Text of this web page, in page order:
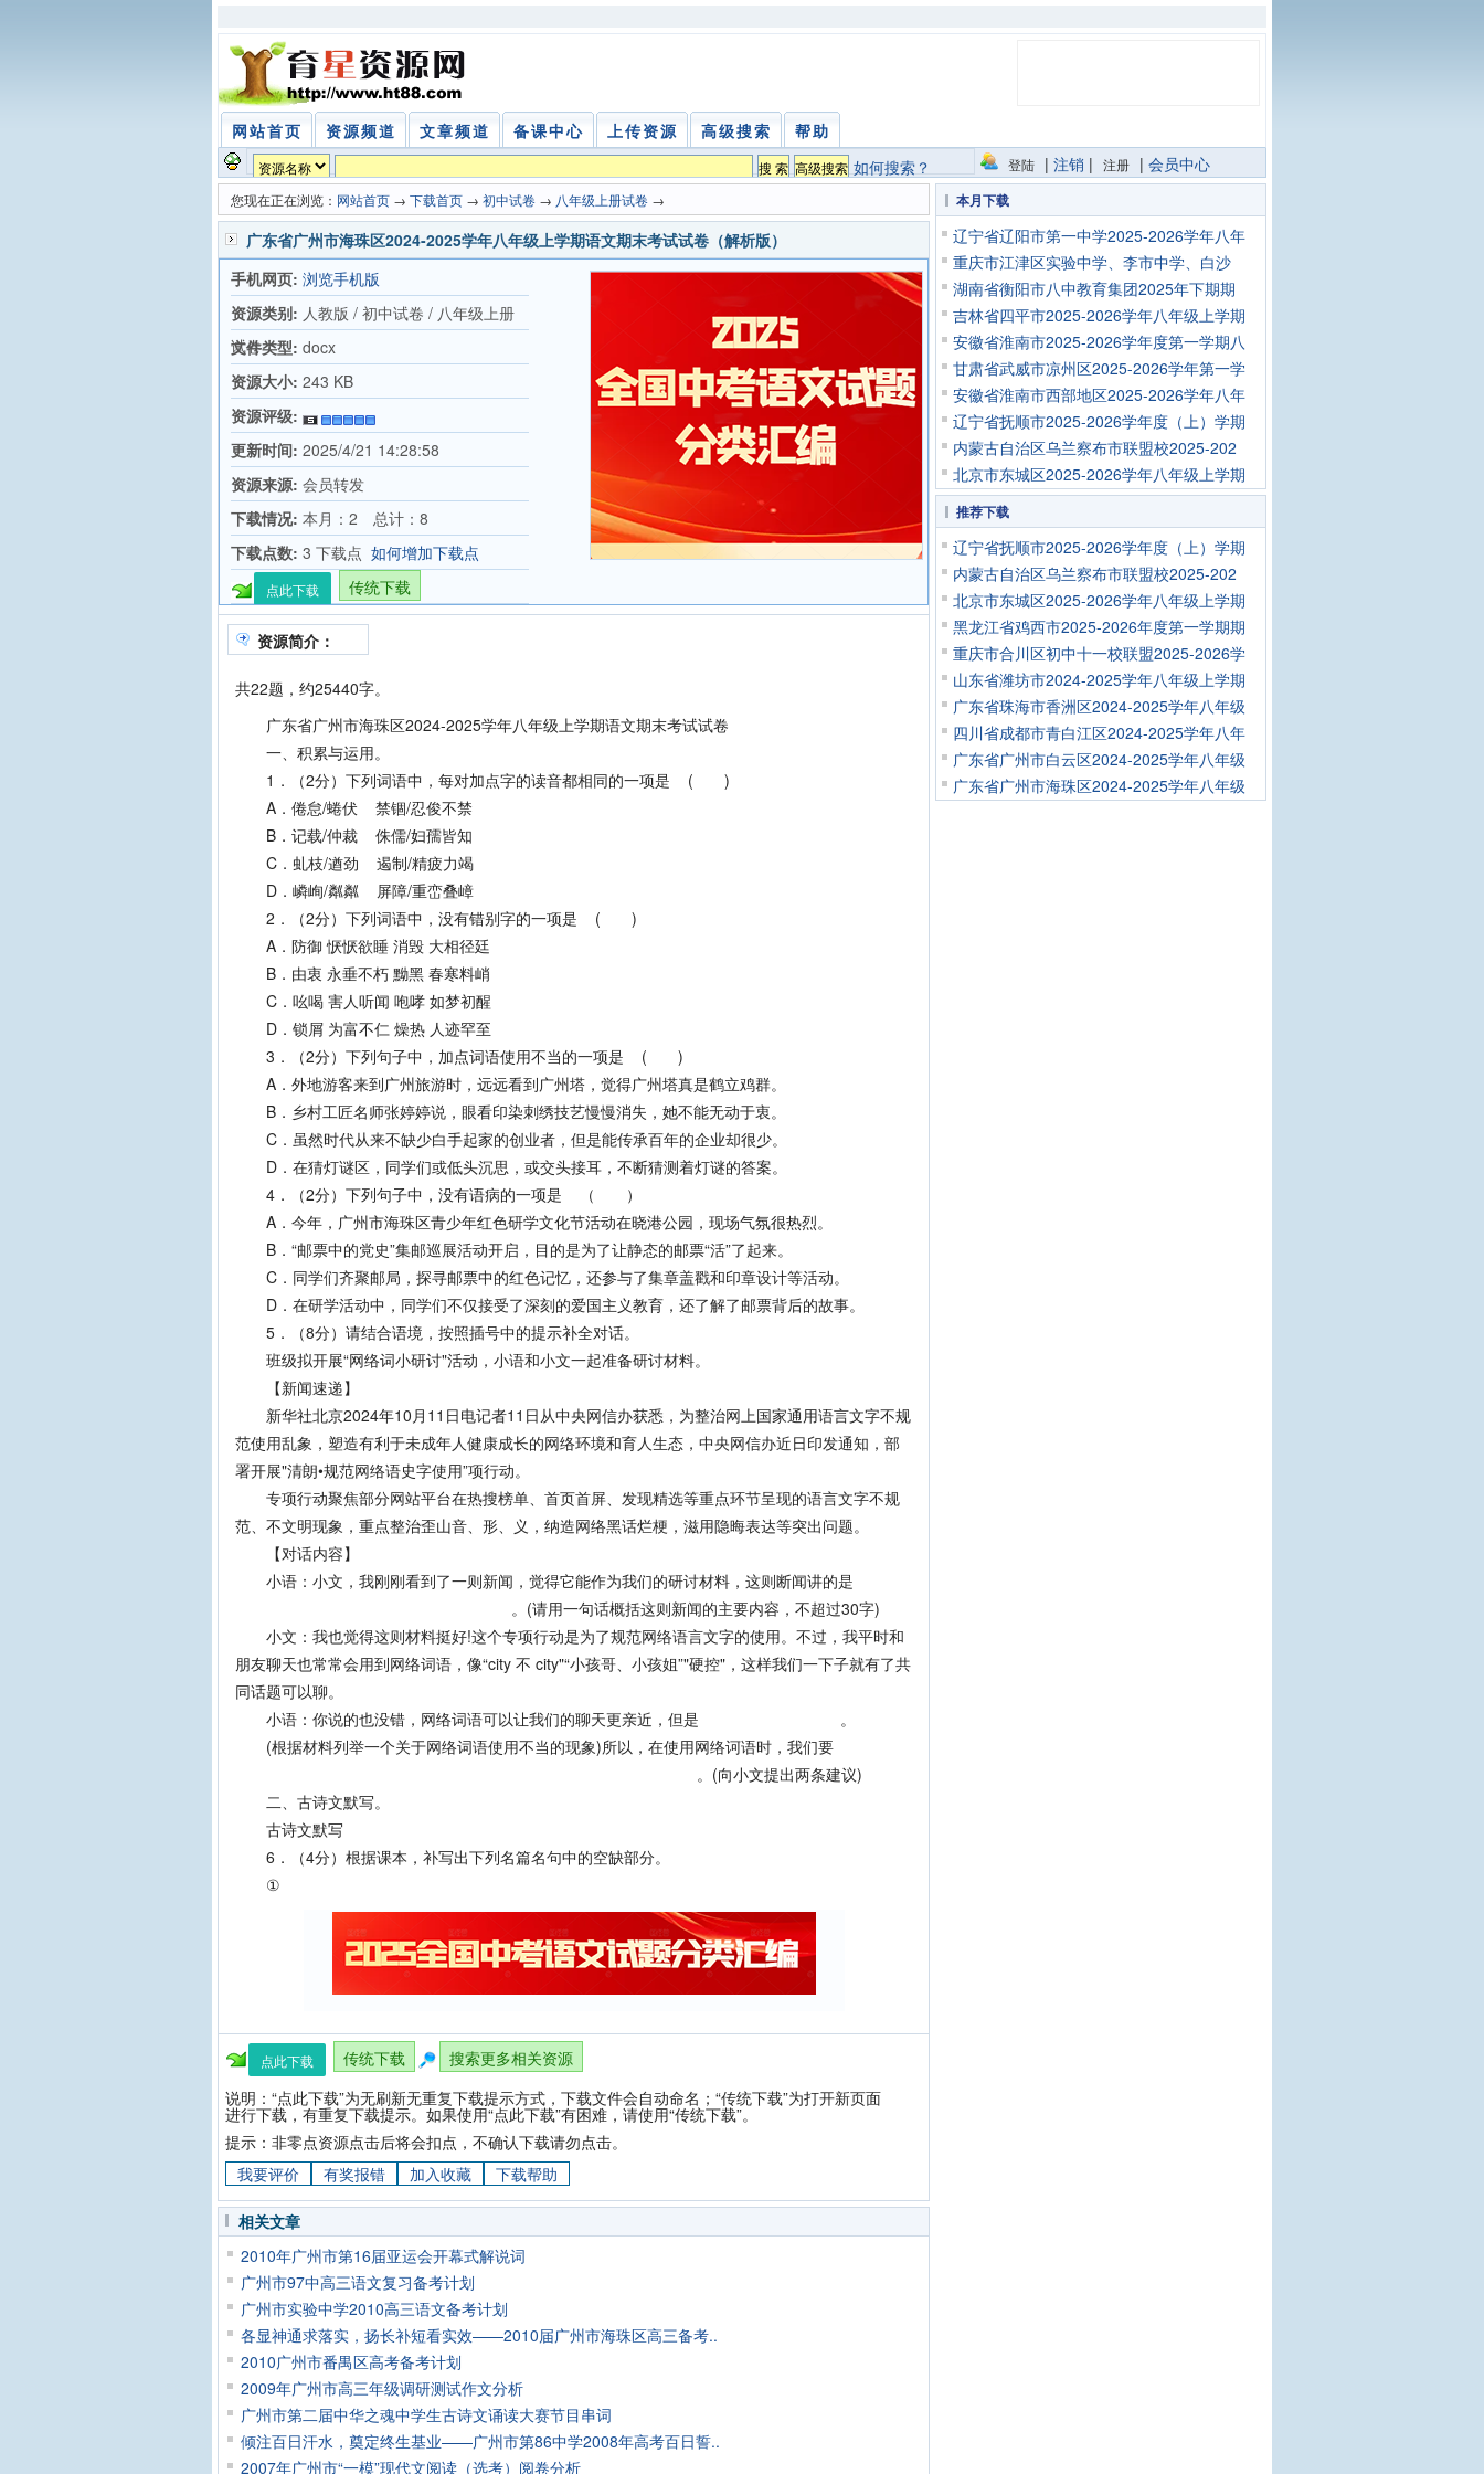
网站首页 资源频道 文章频道 备课中心 上传资源 高级搜索
帮助
如何搜索？
登陆 | 注销 | 注册 | 会员中心
您现在正在浏览： 网站首页 → 下载首页 → 初中试卷 → 八年级上册试卷 →
广东省广州市海珠区2024-2025学年八年级上学期语文期末考试试卷（解析版）
手机网页: 浏览手机版
资源类别: 人教版 / 初中试卷 / 八年级上册
试卷
文件类型: docx
资源大小: 243 KB
资源评级:
更新时间: 2025/4/21 14:28:58
资源来源: 会员转发
下载情况: 本月：2 总计：8
下载点数: 3 下载点 如何增加下载点
点此下载 传统下载
资源简介：
共22题，约25440字。
广东省广州市海珠区2024-2025学年八年级上学期语文期末考试试卷
一、积累与运用。
1．（2分）下列词语中，每对加点字的读音都相同的一项是 ( )
A．倦怠/蜷伏 禁锢/忍俊不禁
B．记载/仲裁 侏儒/妇孺皆知
C．虬枝/遒劲 遏制/精疲力竭
D．嶙峋/粼粼 屏障/重峦叠嶂
2．（2分）下列词语中，没有错别字的一项是 ( )
A．防御 恹恹欲睡 消毁 大相径廷
B．由衷 永垂不朽 黝黑 春寒料峭
C．吆喝 害人听闻 咆哮 如梦初醒
D．锁屑 为富不仁 燥热 人迹罕至
3．（2分）下列句子中，加点词语使用不当的一项是 ( )
A．外地游客来到广州旅游时，远远看到广州塔，觉得广州塔真是鹤立鸡群。
B．乡村工匠名师张婷婷说，眼看印染刺绣技艺慢慢消失，她不能无动于衷。
C．虽然时代从来不缺少白手起家的创业者，但是能传承百年的企业却很少。
D．在猜灯谜区，同学们或低头沉思，或交头接耳，不断猜测着灯谜的答案。
4．（2分）下列句子中，没有语病的一项是 （ ）
A．今年，广州市海珠区青少年红色研学文化节活动在晓港公园，现场气氛很热烈。
B．“邮票中的党史”集邮巡展活动开启，目的是为了让静态的邮票“活”了起来。
C．同学们齐聚邮局，探寻邮票中的红色记忆，还参与了集章盖戳和印章设计等活动。
D．在研学活动中，同学们不仅接受了深刻的爱国主义教育，还了解了邮票背后的故事。
5．（8分）请结合语境，按照插号中的提示补全对话。
班级拟开展“网络词小研讨"活动，小语和小文一起准备研讨材料。
【新闻速递】
新华社北京2024年10月11日电记者11日从中央网信办获悉，为整治网上国家通用语言文字不规
范使用乱象，塑造有利于未成年人健康成长的网络环境和育人生态，中央网信办近日印发通知，部
署开展"清朗•规范网络语史字使用”项行动。
专项行动聚焦部分网站平台在热搜榜单、首页首屏、发现精选等重点环节呈现的语言文字不规
范、不文明现象，重点整治歪山音、形、义，纳造网络黑话烂梗，滋用隐晦表达等突出问题。
【对话内容】
小语：小文，我刚刚看到了一则新闻，觉得它能作为我们的研讨材料，这则断闻讲的是
。(请用一句话概括这则新闻的主要内容，不超过30字)
小文：我也觉得这则材料挺好!这个专项行动是为了规范网络语言文字的使用。不过，我平时和
朋友聊天也常常会用到网络词语，像“city 不 city"“小孩哥、小孩姐”"硬控"，这样我们一下子就有了共
同话题可以聊。
小语：你说的也没错，网络词语可以让我们的聊天更亲近，但是 。
(根据材料列举一个关于网络词语使用不当的现象)所以，在使用网络诃语时，我们要
。(向小文提出两条建议)
二、古诗文默写。
古诗文默写
6．（4分）根据课本，补写出下列名篇名句中的空缺部分。
①
点此下载 传统下载
搜索更多相关资源
说明：“点此下载”为无刷新无重复下载提示方式，下载文件会自动命名；“传统下载”为打开新页面
进行下载，有重复下载提示。如果使用“点此下载”有困难，请使用“传统下载”。
提示：非零点资源点击后将会扣点，不确认下载请勿点击。
我要评价
有奖报错 加入收藏 下载帮助
相关文章
2010年广州市第16届亚运会开幕式解说词
广州市97中高三语文复习备考计划
广州市实验中学2010高三语文备考计划
各显神通求落实，扬长补短看实效——2010届广州市海珠区高三备考..
2010广州市番禺区高考备考计划
2009年广州市高三年级调研测试作文分析
广州市第二届中华之魂中学生古诗文诵读大赛节目串词
倾注百日汗水，奠定终生基业——广州市第86中学2008年高考百日誓..
2007年广州市“一模”现代文阅读（选考）阅卷分析
本月下载
辽宁省辽阳市第一中学2025-2026学年八年
重庆市江津区实验中学、李市中学、白沙
湖南省衡阳市八中教育集团2025年下期期
吉林省四平市2025-2026学年八年级上学期
安徽省淮南市2025-2026学年度第一学期八
甘肃省武威市凉州区2025-2026学年第一学
安徽省淮南市西部地区2025-2026学年八年
辽宁省抚顺市2025-2026学年度（上）学期
内蒙古自治区乌兰察布市联盟校2025-202
北京市东城区2025-2026学年八年级上学期
推荐下载
辽宁省抚顺市2025-2026学年度（上）学期
内蒙古自治区乌兰察布市联盟校2025-202
北京市东城区2025-2026学年八年级上学期
黑龙江省鸡西市2025-2026年度第一学期期
重庆市合川区初中十一校联盟2025-2026学
山东省潍坊市2024-2025学年八年级上学期
广东省珠海市香洲区2024-2025学年八年级
四川省成都市青白江区2024-2025学年八年
广东省广州市白云区2024-2025学年八年级
广东省广州市海珠区2024-2025学年八年级